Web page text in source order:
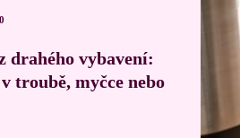
drahého vybavení:
troubě, myčce nebo